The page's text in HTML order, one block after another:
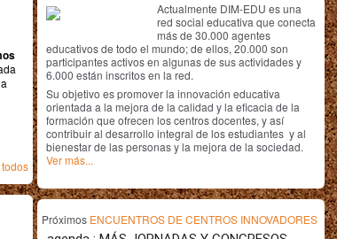
Actualmente DIM-EDU es una
red social educativa que conecta
más de 30.000 agentes
educativos de todo el mundo; de ellos, 20.000 son
participantes activos en algunas de sus actividades y
6.000 están inscritos en la red.
Su objetivo es promover la innovación educativa
orientada a la mejora de la calidad y la eficacia de la
formación que ofrecen los centros docentes, y así
contribuir al desarrollo integral de los estudiantes y al
bienestar de las personas y la mejora de la sociedad.
Ver más...
Próximos ENCUENTROS DE CENTROS INNOVADORES